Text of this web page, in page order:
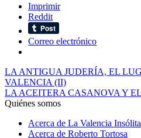
Imprimir
Reddit
Correo electrónico
LA ANTIGUA JUDERÍA, EL
VALENCIA (II)
LA ACEITERA CASANOVA Y
Quiénes somos
Acerca de La Valencia Insólita
Acerca de Roberto Tortosa